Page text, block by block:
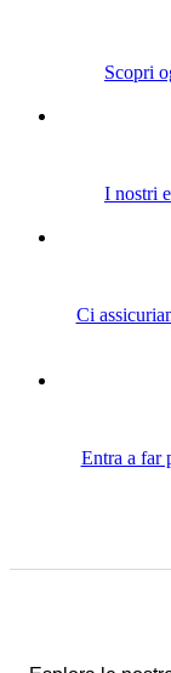
Scopri
I nostri
Ci
Entra a far